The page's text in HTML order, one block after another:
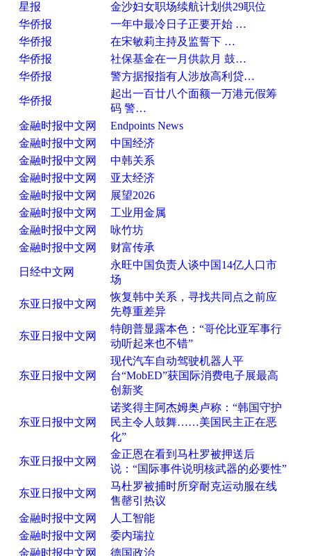
星报
金沙妇女职场续航计划供29职位
华侨报
一年中最冷日子正要开始 …
华侨报
在宋敏莉主持及监誓下 …
华侨报
社保基金在一月供款月 鼓…
华侨报
警方据报指有人涉放高利贷…
华侨报
起出一百廿八个面额一万港元假筹
码 警…
金融时报中文网
Endpoints News
金融时报中文网
中国经济
金融时报中文网
中韩关系
金融时报中文网
亚太经济
金融时报中文网
展望2026
金融时报中文网
工业用金属
金融时报中文网
咏竹坊
金融时报中文网
财富传承
日经中文网
永旺中国负责人谈中国14亿人口市
场
东亚日报中文网
恢复韩中关系，寻找共同点之前应
先尊重差异
东亚日报中文网
特朗普显露本色：“哥伦比亚军事行
动听起来也不错”
东亚日报中文网
现代汽车自动驾驶机器人平
台“MobED”获国际消费电子展最高
创新奖
东亚日报中文网
诺奖得主阿杰姆奥卢称：“韩国守护
民主令人鼓舞……美国民主正在恶
化”
东亚日报中文网
金正恩在看到马杜罗被押送后
说：“国际事件说明核武器的必要性”
东亚日报中文网
马杜罗被捕时所穿耐克运动服在线
售罄引热议
金融时报中文网
人工智能
金融时报中文网
委内瑞拉
金融时报中文网
德国政治